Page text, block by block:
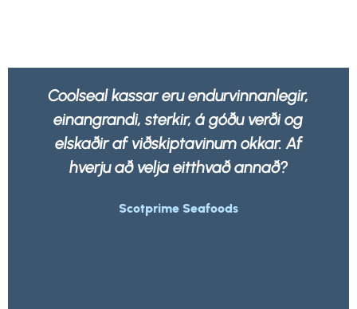
Okkur líður betur að vita að allar umbúðir
okkar eru ekki aðeins sterkar og sterkar
heldur 100% endurvinnanlegar af hvaða
úrgangsfyrirtæki sem er.
Morrisons